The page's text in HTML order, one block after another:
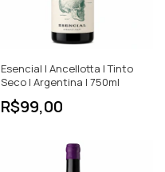
Esencial | Ancellotta | Tinto
Seco | Argentina | 750ml
R$99,00